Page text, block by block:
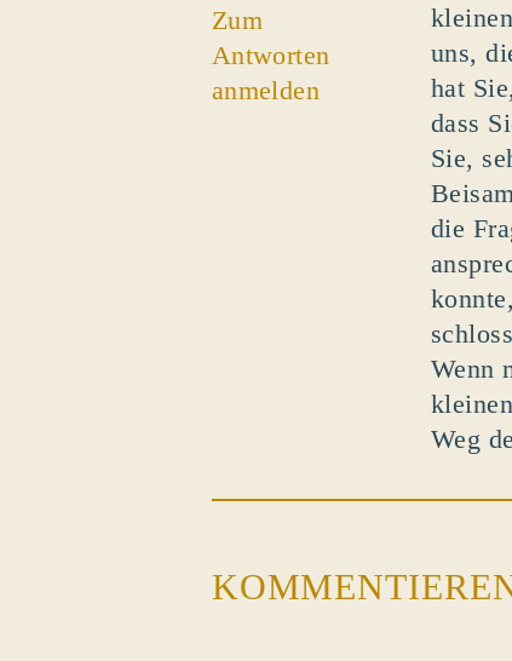
Zum
Antworten
anmelden
uns,
hat
dass
Sie,
die
Wenn
Weg